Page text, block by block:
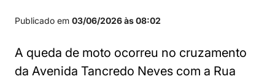
Publicado em 03/06/2026 às 08:02
A queda de moto ocorreu no cruzamento
da Avenida Tancredo Neves com a Rua